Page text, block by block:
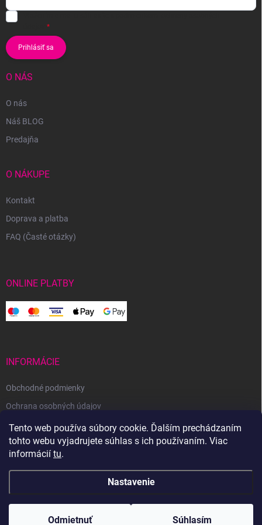
Tento web používa súbory cookie. Ďalším prechádzaním
tohto webu vyjadrujete súhlas s ich používaním. Viac
informácií tu.
Nastavenie
Odmietnuť Súhlasím
Prihlásiť sa
O NÁS
O nás
Náš BLOG
Predajňa
O NÁKUPE
Kontakt
Doprava a platba
FAQ (Časté otázky)
ONLINE PLATBY
INFORMÁCIE
Obchodné podmienky
Ochrana osobných údajov
Reklamačný poriadok
Odstúpenie od zmluvy
Copyright 2026 Svetoveklbka.sk . Všetky práva vyhradené.